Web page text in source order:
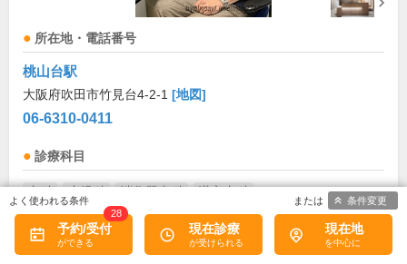
所在地・電話番号
桃山台駅
大阪府吹田市竹見台4-2-1 [地図]
06-6310-0411
診療科目
内科 小児科 消化器内科 漢方内科
診療/受付時間・休診日
予約/受付
28
現在診療 現在地
条件変更